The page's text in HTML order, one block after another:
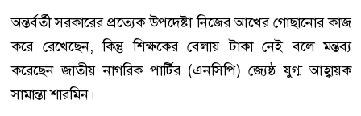
অন্তর্বর্তী সরকারের প্রত্যেক উপদেষ্টা নিজের আখের গোছানোর কাজ
করে রেখেছেন, কিন্তু শিক্ষকের বেলায় টাকা নেই বলে মন্তব্য
করেছেন জাতীয় নাগরিক পার্টির (এনসিপি) জ্যেষ্ঠ যুগ্ম আহ্বায়ক
সামান্তা শারমিন।